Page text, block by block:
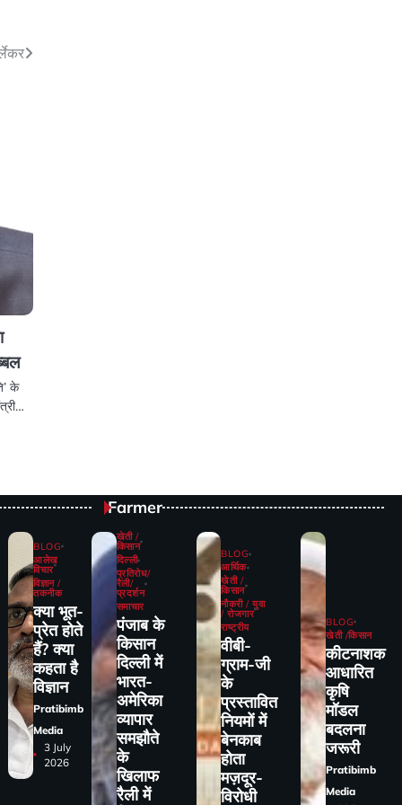
के
BLOG
आलेख
विचार
विज्ञान /
तकनीक
क्या भूत-
प्रेत होते
हैं? क्या
कहता है
विज्ञान
Pratibimb
Media
3 July
2026
Farmer
खेती /
किसान
दिल्ली
प्रतिरोध/
रैली/
प्रदर्शन
समाचार
पंजाब के
किसान
दिल्ली में
भारत-
अमेरिका
व्यापार
समझौते
के
खिलाफ
रैली में
BLOG
आर्थिक
खेती /
किसान
नौकरी / युवा
/ रोजगार
राष्ट्रीय
वीबी-
ग्राम-जी
के
प्रस्तावित
नियमों में
बेनकाब
होता
मज़दूर-
विरोधी
BLOG
खेती /किसान
कीटनाशक
आधारित
कृषि
मॉडल
बदलना
जरूरी
Pratibimb
Media